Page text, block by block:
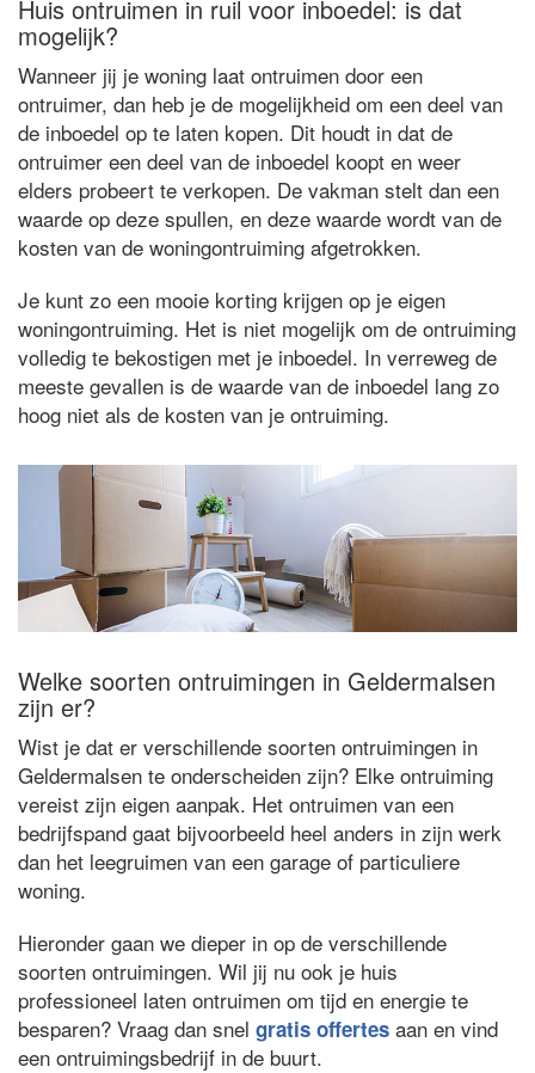
Huis ontruimen in ruil voor inboedel: is dat
mogelijk?
Wanneer jij je woning laat ontruimen door een
ontruimer, dan heb je de mogelijkheid om een deel van
de inboedel op te laten kopen. Dit houdt in dat de
ontruimer een deel van de inboedel koopt en weer
elders probeert te verkopen. De vakman stelt dan een
waarde op deze spullen, en deze waarde wordt van de
kosten van de woningontruiming afgetrokken.
Je kunt zo een mooie korting krijgen op je eigen
woningontruiming. Het is niet mogelijk om de ontruiming
volledig te bekostigen met je inboedel. In verreweg de
meeste gevallen is de waarde van de inboedel lang zo
hoog niet als de kosten van je ontruiming.
Welke soorten ontruimingen in Geldermalsen
zijn er?
Wist je dat er verschillende soorten ontruimingen in
Geldermalsen te onderscheiden zijn? Elke ontruiming
vereist zijn eigen aanpak. Het ontruimen van een
bedrijfspand gaat bijvoorbeeld heel anders in zijn werk
dan het leegruimen van een garage of particuliere
woning.
Hieronder gaan we dieper in op de verschillende
soorten ontruimingen. Wil jij nu ook je huis
professioneel laten ontruimen om tijd en energie te
besparen? Vraag dan snel gratis offertes aan en vind
een ontruimingsbedrijf in de buurt.